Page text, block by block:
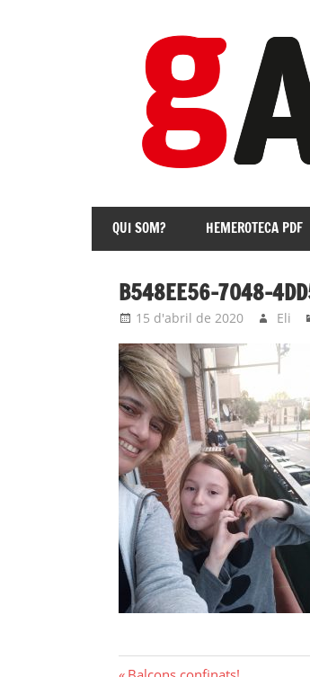
Independent
de
les
Franqueses
QUI SOM? HEMEROTECA PDF
B548EE56-7048-
15 d'abril de 2020 Eli
Previous